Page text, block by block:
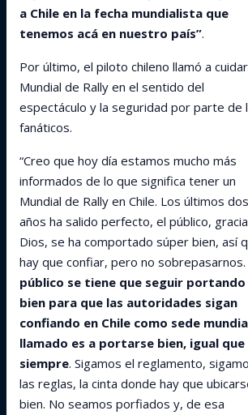
a Chile en la fecha mundialista que
tenemos acá en nuestro país”.
Por último, el piloto chileno llamó a
Mundial de Rally en el sentido del
espectáculo y la seguridad por parte de
fanáticos.
“Creo que hoy día estamos mucho más
informados de lo que significa tener un
Mundial de Rally en Chile. Los últimos dos
años ha salido perfecto, el público,
Dios, se ha comportado súper bien, así
hay que confiar, pero no sobrepasarnos.
público se tiene que seguir portando
bien para que las autoridades sigan
confiando en Chile como sede
llamado es a portarse bien, igual que
siempre. Sigamos el reglamento,
las reglas, la cinta donde hay que
bien. No seamos porfiados y, de esa